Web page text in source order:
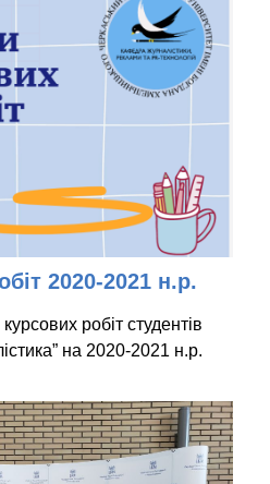
2020-2021 н.р.
робіт студентів
на 2020-2021 н.р.